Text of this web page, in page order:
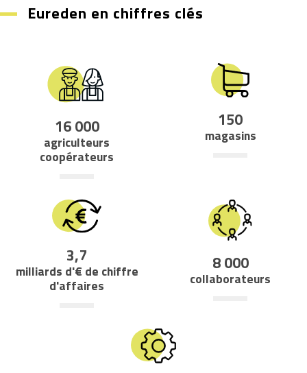
Eureden en chiffres clés
16 000
agriculteurs
coopérateurs
150
magasins
3,7
milliards d'€ de chiffre
d'affaires
8 000
collaborateurs